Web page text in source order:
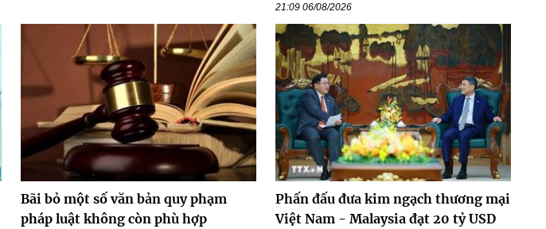
21:09 06/08/2026
Bãi bỏ một số văn bản quy phạm
pháp luật không còn phù hợp
Phấn đấu đưa kim ngạch thương mại
Việt Nam - Malaysia đạt 20 tỷ USD